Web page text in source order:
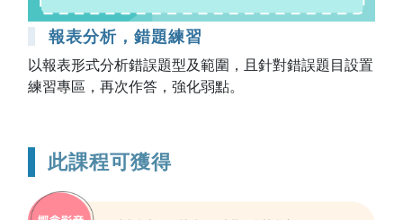
報表分析，錯題練習
以報表形式分析錯誤題型及範圍，且針對錯誤題目設置
練習專區，再次作答，強化弱點。
此課程可獲得